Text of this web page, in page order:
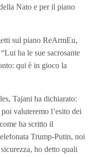
Nato e per il piano
sul piano ReArmEu,
ha le sue sacrosante
qui è in gioco la
Tajani ha dichiarato:
valuteremo l’esito dei
ha scritto il
Trump-Putin, noi
ho detto quali